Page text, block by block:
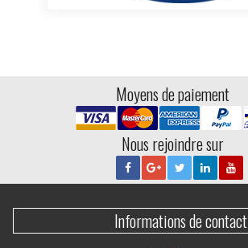
Moyens de paiement
Nous rejoindre sur
Informations de contact